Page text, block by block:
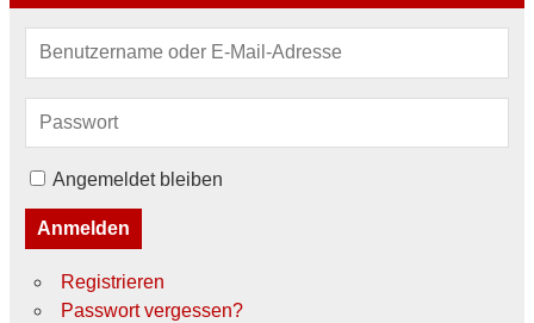
Angemeldet bleiben
Anmelden
Registrieren
Passwort vergessen?